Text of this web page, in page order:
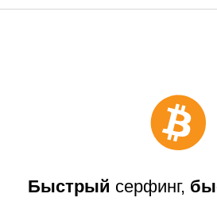
Быстрый серфинг,